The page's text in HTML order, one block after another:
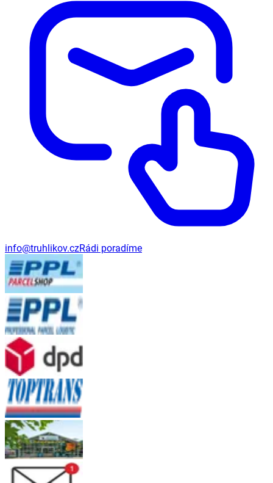
info@truhlikov.czRádi poradíme